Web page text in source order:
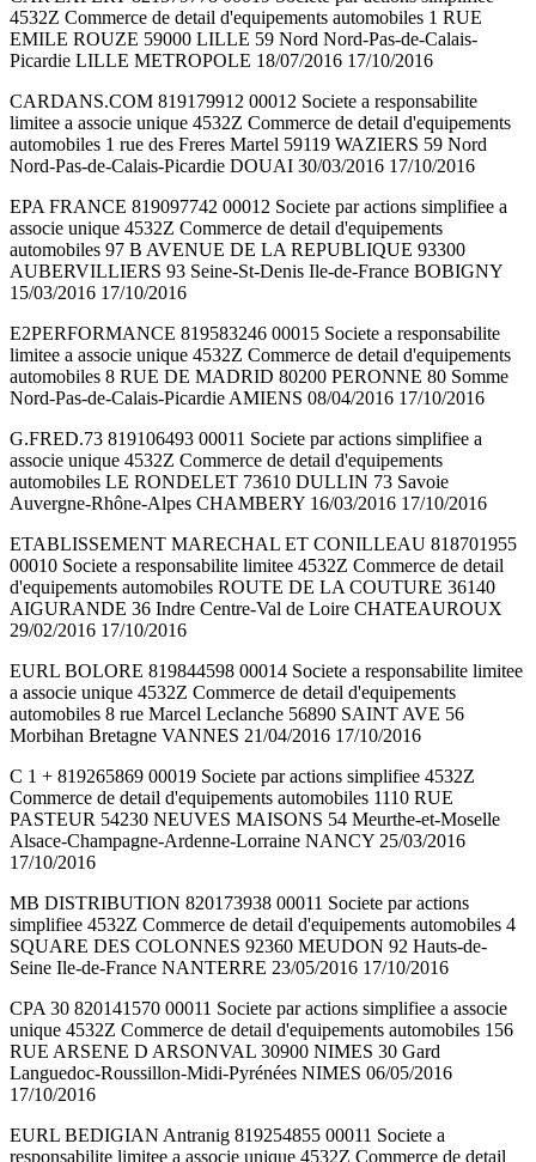
4532Z Commerce de detail d'equipements automobiles 1 RUE
EMILE ROUZE 59000 LILLE 59 Nord Nord-Pas-de-Calais-
Picardie LILLE METROPOLE 18/07/2016 17/10/2016
CARDANS.COM 819179912 00012 Societe a responsabilite
limitee a associe unique 4532Z Commerce de detail d'equipements
automobiles 1 rue des Freres Martel 59119 WAZIERS 59 Nord
Nord-Pas-de-Calais-Picardie DOUAI 30/03/2016 17/10/2016
EPA FRANCE 819097742 00012 Societe par actions simplifiee a
associe unique 4532Z Commerce de detail d'equipements
automobiles 97 B AVENUE DE LA REPUBLIQUE 93300
AUBERVILLIERS 93 Seine-St-Denis Ile-de-France BOBIGNY
15/03/2016 17/10/2016
E2PERFORMANCE 819583246 00015 Societe a responsabilite
limitee a associe unique 4532Z Commerce de detail d'equipements
automobiles 8 RUE DE MADRID 80200 PERONNE 80 Somme
Nord-Pas-de-Calais-Picardie AMIENS 08/04/2016 17/10/2016
G.FRED.73 819106493 00011 Societe par actions simplifiee a
associe unique 4532Z Commerce de detail d'equipements
automobiles LE RONDELET 73610 DULLIN 73 Savoie
Auvergne-Rhône-Alpes CHAMBERY 16/03/2016 17/10/2016
ETABLISSEMENT MARECHAL ET CONILLEAU 818701955
00010 Societe a responsabilite limitee 4532Z Commerce de detail
d'equipements automobiles ROUTE DE LA COUTURE 36140
AIGURANDE 36 Indre Centre-Val de Loire CHATEAUROUX
29/02/2016 17/10/2016
EURL BOLORE 819844598 00014 Societe a responsabilite limitee
a associe unique 4532Z Commerce de detail d'equipements
automobiles 8 rue Marcel Leclanche 56890 SAINT AVE 56
Morbihan Bretagne VANNES 21/04/2016 17/10/2016
C 1 + 819265869 00019 Societe par actions simplifiee 4532Z
Commerce de detail d'equipements automobiles 1110 RUE
PASTEUR 54230 NEUVES MAISONS 54 Meurthe-et-Moselle
Alsace-Champagne-Ardenne-Lorraine NANCY 25/03/2016
17/10/2016
MB DISTRIBUTION 820173938 00011 Societe par actions
simplifiee 4532Z Commerce de detail d'equipements automobiles 4
SQUARE DES COLONNES 92360 MEUDON 92 Hauts-de-
Seine Ile-de-France NANTERRE 23/05/2016 17/10/2016
CPA 30 820141570 00011 Societe par actions simplifiee a associe
unique 4532Z Commerce de detail d'equipements automobiles 156
RUE ARSENE D ARSONVAL 30900 NIMES 30 Gard
Languedoc-Roussillon-Midi-Pyrénées NIMES 06/05/2016
17/10/2016
EURL BEDIGIAN Antranig 819254855 00011 Societe a
responsabilite limitee a associe unique 4532Z Commerce de detail